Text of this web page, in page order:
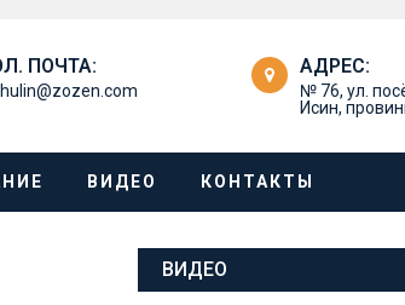
ПОЧТА: АДРЕС:
№ 76, ул.
Исин,
ВИДЕО КОНТАКТЫ
ВИДЕО